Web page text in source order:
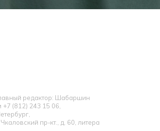
редактор: Шабаршин
(812) 243 15 06,
пр-кт., д. 60, литера